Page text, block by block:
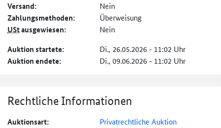
Versand: Nein
Zahlungs­methoden: Überweisung
UStausgewiesen: Nein
Auktion startete: Di., 26.05.2026 - 11:02 Uhr
Auktion endete: Di., 09.06.2026 - 11:02 Uhr
Rechtliche Informationen
Auktionsart: Privatrechtliche Auktion